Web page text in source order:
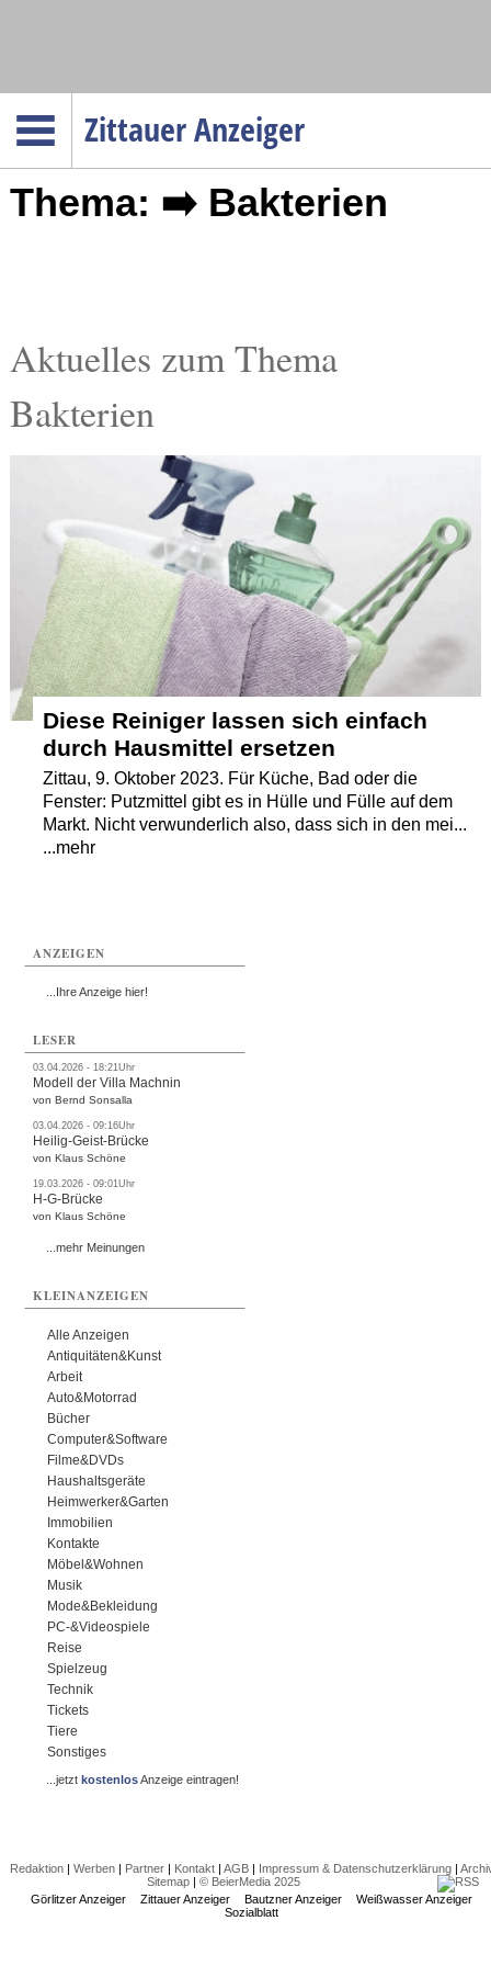
Zittauer Anzeiger
Menüpunkte
Startseite
Verkehr
Gesundheit
Termine
Kostenlos
Thema: ➡️ Bakterien
Aktuelles zum Thema
Bakterien
Diese Reiniger lassen sich einfach
durch Hausmittel ersetzen
Zittau, 9. Oktober 2023. Für Küche, Bad oder die
Fenster: Putzmittel gibt es in Hülle und Fülle auf dem
Markt. Nicht verwunderlich also, dass sich in den mei...
...mehr
ANZEIGEN
...Ihre Anzeige hier!
LESER
03.04.2026 - 18:21Uhr
Modell der Villa Machnin
von Bernd Sonsalla
03.04.2026 - 09:16Uhr
Heilig-Geist-Brücke
von Klaus Schöne
19.03.2026 - 09:01Uhr
H-G-Brücke
von Klaus Schöne
...mehr Meinungen
KLEINANZEIGEN
Alle Anzeigen
Antiquitäten&Kunst
Arbeit
Auto&Motorrad
Bücher
Computer&Software
Filme&DVDs
Haushaltsgeräte
Heimwerker&Garten
Immobilien
Kontakte
Möbel&Wohnen
Musik
Mode&Bekleidung
PC-&Videospiele
Reise
Spielzeug
Technik
Tickets
Tiere
Sonstiges
...jetztkostenlosAnzeige eintragen!
Redaktion| Werben| Partner| Kontakt| AGB| Impressum & Datenschutzerklärung|
Sitemap| © BeierMedia 2025
Görlitzer Anzeiger
Zittauer Anzeiger Bautzner Anzeiger
Weißwasser Anzeiger
Sozialblatt